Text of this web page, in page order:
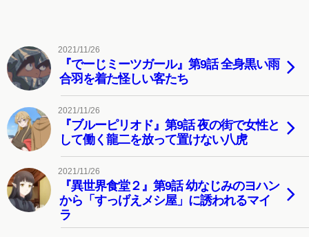
2021/11/26
『でーじミーツガール』第9話 全身黒い雨
合羽を着た怪しい客たち
2021/11/26
『ブルーピリオド』第9話 夜の街で女性と
して働く龍二を放って置けない八虎
2021/11/26
『異世界食堂２』第9話 幼なじみのヨハン
から「すっげえメシ屋」に誘われるマイ
ラ